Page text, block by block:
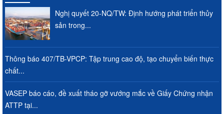
Nguồn cung giảm, giá cá rô phi Trung
Quốc tiếp tục tăng
Nghị quyết 20-NQ/TW: Định hướng phát triển thủy
sản trong...
Thông báo 407/TB-VPCP: Tập trung cao độ, tạo chuyển biến thực
chất...
VASEP báo cáo, đề xuất tháo gỡ vướng mắc về Giấy Chứng nhận
ATTP tại...